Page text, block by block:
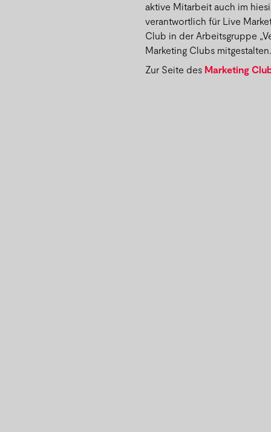
aktive Mitarbeit auch im
verantwortlich für Live
Club in der Arbeitsgruppe
Marketing Clubs mitgestalten.
Zur Seite des Marketing